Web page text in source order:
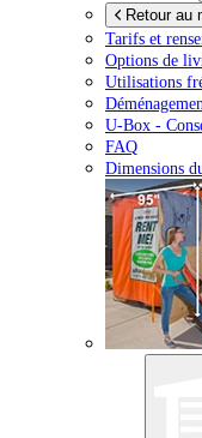
Retour au
Tarifs et
Options de
Utilisations
U-Box -
FAQ
Dimensions